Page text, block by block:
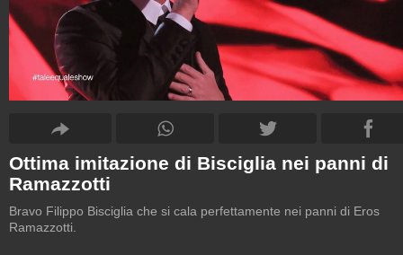
Ottima imitazione di Bisciglia nei panni di
Ramazzotti
Bravo Filippo Bisciglia che si cala perfettamente nei panni di Eros
Ramazzotti.